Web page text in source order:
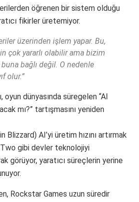
öğrenen bir sistem olduğu
fikirler üretemiyor.
üzerinden işlem yapar. Bu,
çok yararlı olabilir ama bizim
buna bağlı değil. O nedenle
olur.”
oyun dünyasında süregelen “AI
mı?” tartışmasını yeniden
Blizzard) AI’yi üretim hızını artırmak
gibi devler teknolojiyi
görüyor, yaratıcı süreçlerin yerine
Rockstar Games uzun süredir